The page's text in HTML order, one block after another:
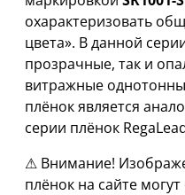
охарактеризовать
цвета». В данной
прозрачные, так и
витражные
плёнок является
серии плёнок
⚠ Внимание!
плёнок на сайте